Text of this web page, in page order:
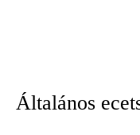
Általános